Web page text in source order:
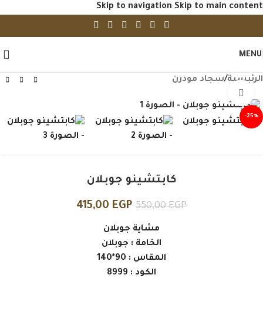
Skip to navigation Skip to main content
MENU
الرئيسية/سجاد مودرن
-25%
كابتشينو جوبلان
550,00EGP
415,00 EGP
مشاية جوبلان
الخامة : جوبلان
المقاس : 90*140
الكود : 8999